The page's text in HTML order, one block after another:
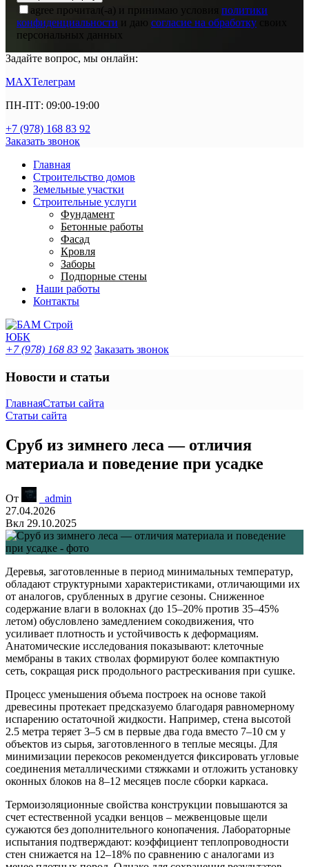
agree прочитал(-а) и принимаю условия политики
конфиденциальности и даю согласие на обработку
персональных данных
Задайте вопрос, мы онлайн:
MAXТелеграм
ПН-ПТ: 09:00-19:00
+7 (978) 168 83 92
Заказать звонок
Главная
Строительство домов
Земельные участки
Строительные услуги
Фундамент
Бетонные работы
Фасад
Кровля
Заборы
Подпорные стены
Наши работы
Контакты
+7 (978) 168 83 92 Заказать звонок
Новости и статьи
ГлавнаяСтатьи сайта
Статьи сайта
Сруб из зимнего леса — отличия
материала и поведение при усадке
От
_admin
27.04.2026
Вкл 29.10.2025
Деревья, заготовленные в период минимальных температур,
обладают структурными характеристиками, отличающими их
от аналогов, срубленных в другие сезоны. Сниженное
содержание влаги в волокнах (до 15–20% против 35–45%
летом) обусловлено замедлением сокодвижения, что
усиливает плотность и устойчивость к деформациям.
Анатомические исследования показывают: клеточные
мембраны в таких стволах формируют более компактную
сеть, сокращая риск продольного растрескивания при сушке.
Процесс уменьшения объема построек на основе такой
древесины протекает предсказуемо благодаря равномерному
испарению остаточной жидкости. Например, стена высотой
2.5 метра теряет 3–5 см в первые два года вместо 7–10 см у
объектов из сырья, заготовленного в теплые месяцы. Для
минимизации перекосов рекомендуется фиксировать угловые
соединения металлическими стяжками и отложить установку
оконных блоков на 8–12 месяцев после сборки каркаса.
Термоизоляционные свойства конструкции повышаются за
счет естественной усадки венцов – межвенцовые щели
сужаются без дополнительного конопачения. Лабораторные
испытания подтверждают: коэффициент теплопроводности
стен снижается на 12–18% по сравнению с аналогами из